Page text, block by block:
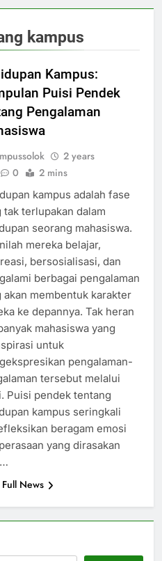
kampus
Kampus:
Puisi Pendek
Pengalaman
2 years
0 2 mins
kampus adalah fase
tak terlupakan dalam
seorang mahasiswa.
mereka belajar,
bersosialisasi, dan
berbagai pengalaman
akan membentuk karakter
ke depannya. Tak heran
mahasiswa yang
untuk
pengalaman-
tersebut melalui
Puisi pendek tentang
kampus seringkali
beragam emosi
yang dirasakan
Full News